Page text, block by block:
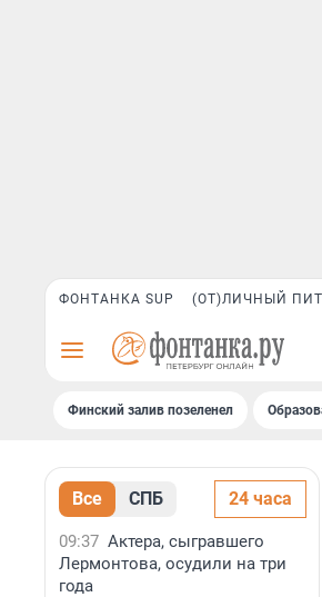
ФОНТАНКА SUP (ОТ)ЛИЧНЫЙ
Финский залив позеленел
Все СПБ 24 часа
09:37 Актера, сыгравшего
Лермонтова, осудили на три
года